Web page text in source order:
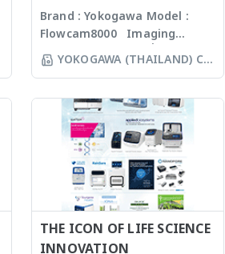
เงื่อนไขในกระบวนการสกัดเมื่อพบ
ความผิดปกติของแรงดันได้ เช่น เมื่อ
แรงดัน cartridge สูงหรือท่อ
ของเหลวอุดตัน • รองรับ SPE
Cartridge ขนาด 1, 3 และ 6 มล. • มี
ตำแหน่งวางสารละลายบนเครื่องได้
จำนวน 4 สารละลายซึ่งไม่ใช่ตำแหน่ง
สำหรับวางถาด ทำให้สามารถใช้
สารละลาย 4 สารละลายโดยไม่เสีย
ตำแหน่งสำหรับวางถาด • หากต้องใช้
สารละลายในปริมาณมากหรือตำแหน่ง
สามารถติดตั้งช่องสำหรับถ่ายโอน
Adaptive-Slope Algorithms และ
แบบ Specified Millivolt Cut Off
· สามารถเลือกเก็บสารได้ทั้งรูปแบบ
Micro Plate, Micro Vials หรือ
Test Tube · มี Contact Closure
สำหรับการสั่งงานเครื่องเก็บสารละลาย
จากเครื่องมือหรืออุปกรณ์อื่นๆ เช่น
HPLC · ได้มาตรฐานความปลอดภัย
และใบรับรองมาตรฐาน EMC, UL และ
Brand : Yokogawa Model :
Flowcam8000 Imaging
particle analysis เครื่องวิเคราะห์
อนุภาคขนาดเล็กโดยใช้หลักการกล้อ
ช่วยในการวิเคราะห์ผลที่ผู้ใช้งานจะ
สามารถทราบ ขนาด จำนวน รูปร่าง
และค่าข้อมูลทางสถิติที่สำคัญเพื่อทำ
ออกมาเป็นรายงานผลการวิเคราะห์
ได้สะดวกรวดเร็วและถูกต้องมากยิ่ง
YOKOGAWA (THAILAND) CO
LTD
THE ICON OF LIFE SCIENCE
INNOVATION